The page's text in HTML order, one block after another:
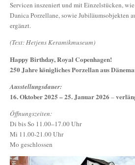
Servicen inszeniert und mit Einzelstücken,
Danica Porzellane, sowie Jubiläumsobjekten
ergänzt.
(Text: Hetjens Keramikmuseum)
Happy Birthday, Royal Copenhagen!
250 Jahre königliches Porzellan aus
Ausstellungsdauer:
16. Oktober 2025 – 25. Januar 2026–
Öffnungszeiten:
Di bis So 11.00–17.00 Uhr
Mi 11.00-21.00 Uhr
Mo geschlossen